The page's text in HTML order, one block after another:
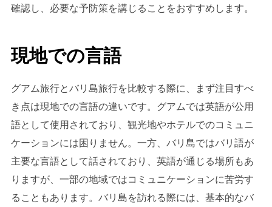
確認し、必要な予防策を講じることをおすすめします。
現地での言語
グアム旅行とバリ島旅行を比較する際に、まず注目すべ
き点は現地での言語の違いです。グアムでは英語が公用
語として使用されており、観光地やホテルでのコミュニ
ケーションには困りません。一方、バリ島ではバリ語が
主要な言語として話されており、英語が通じる場所もあ
りますが、一部の地域ではコミュニケーションに苦労す
ることもあります。バリ島を訪れる際には、基本的なバ